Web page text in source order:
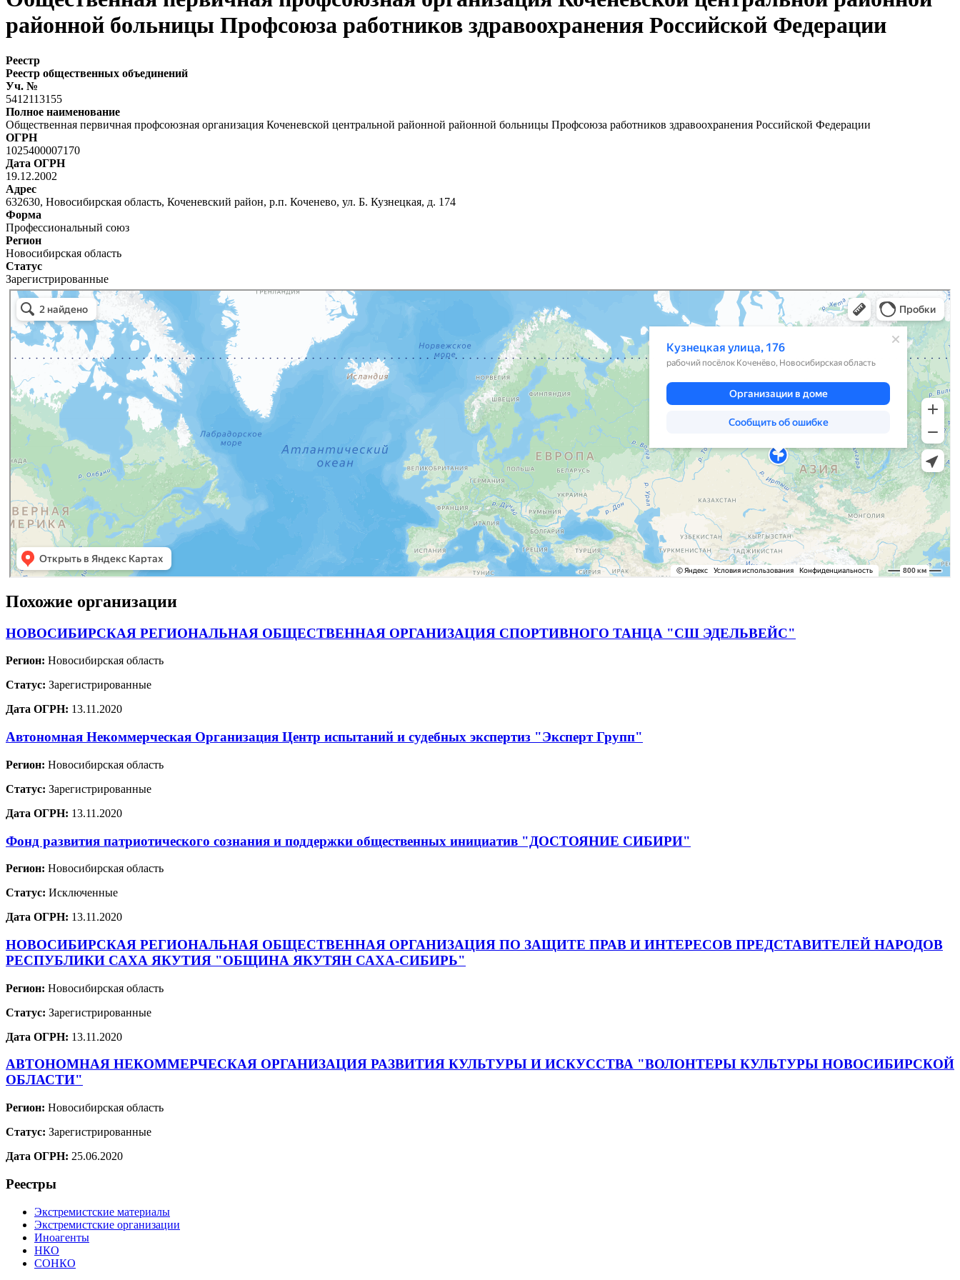
районной больницы Профсоюза работников здравоохранения Российской Федерации
Реестр
Реестр общественных объединений
Уч. №
5412113155
Полное наименование
Общественная первичная профсоюзная организация Коченевской центральной районной районной больницы Профсоюза работников здравоохранения Российской Федерации
ОГРН
1025400007170
Дата ОГРН
19.12.2002
Адрес
632630, Новосибирская область, Коченевский район, р.п. Коченево, ул. Б. Кузнецкая, д. 174
Форма
Профессиональный союз
Регион
Новосибирская область
Статус
Зарегистрированные
Похожие организации
НОВОСИБИРСКАЯ РЕГИОНАЛЬНАЯ ОБЩЕСТВЕННАЯ ОРГАНИЗАЦИЯ СПОРТИВНОГО ТАНЦА "СШ ЭДЕЛЬВЕЙС"
Регион: Новосибирская область
Статус: Зарегистрированные
Дата ОГРН: 13.11.2020
Автономная Некоммерческая Организация Центр испытаний и судебных экспертиз "Эксперт Групп"
Регион: Новосибирская область
Статус: Зарегистрированные
Дата ОГРН: 13.11.2020
Фонд развития патриотического сознания и поддержки общественных инициатив "ДОСТОЯНИЕ СИБИРИ"
Регион: Новосибирская область
Статус: Исключенные
Дата ОГРН: 13.11.2020
НОВОСИБИРСКАЯ РЕГИОНАЛЬНАЯ ОБЩЕСТВЕННАЯ ОРГАНИЗАЦИЯ ПО ЗАЩИТЕ ПРАВ И ИНТЕРЕСОВ ПРЕДСТАВИТЕЛЕЙ НАРОДОВ
РЕСПУБЛИКИ САХА ЯКУТИЯ "ОБЩИНА ЯКУТЯН САХА-СИБИРЬ"
Регион: Новосибирская область
Статус: Зарегистрированные
Дата ОГРН: 13.11.2020
АВТОНОМНАЯ НЕКОММЕРЧЕСКАЯ ОРГАНИЗАЦИЯ РАЗВИТИЯ КУЛЬТУРЫ И ИСКУССТВА "ВОЛОНТЕРЫ КУЛЬТУРЫ НОВОСИБИРСКОЙ
ОБЛАСТИ"
Регион: Новосибирская область
Статус: Зарегистрированные
Дата ОГРН: 25.06.2020
Реестры
Экстремистские материалы
Экстремистские организации
Иноагенты
НКО
СОНКО